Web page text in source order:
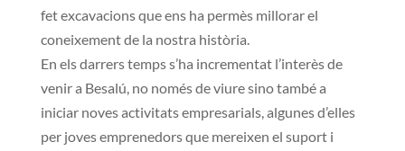
fet excavacions que ens ha permès millorar el
coneixement de la nostra història.
En els darrers temps s’ha incrementat l’interès de
venir a Besalú, no només de viure sino també a
iniciar noves activitats empresarials, algunes d’elles
per joves emprenedors que mereixen el suport i